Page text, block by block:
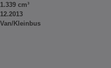
1.339 cm³
12.2013
Van/Kleinbus